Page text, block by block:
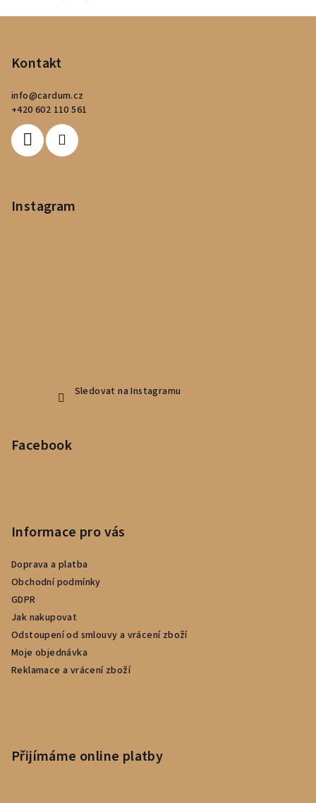
Kontakt
info@cardum.cz
+420 602 110 561
Instagram
Sledovat na Instagramu
Facebook
Informace pro vás
Doprava a platba
Obchodní podmínky
GDPR
Jak nakupovat
Odstoupení od smlouvy a vrácení zboží
Moje objednávka
Reklamace a vrácení zboží
Přijímáme online platby